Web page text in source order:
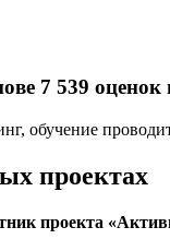
7 539
обучение
проектах
проекта